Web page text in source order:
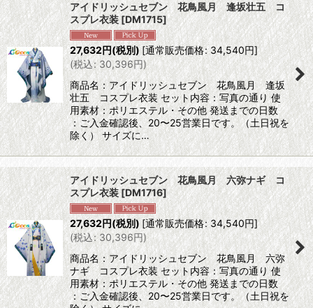
アイドリッシュセブン 花鳥風月 逢坂壮五 コ
スプレ衣装[DM1715]
27,632円(税別) [通常販売価格: 34,540円]
(税込: 30,396円)
商品名：アイドリッシュセブン 花鳥風月 逢坂
壮五 コスプレ衣装 セット内容：写真の通り 使
用素材：ポリエステル・その他 発送までの日数
：ご入金確認後、20〜25営業日です。（土日祝を
除く） サイズに…
アイドリッシュセブン 花鳥風月 六弥ナギ コ
スプレ衣装[DM1716]
27,632円(税別) [通常販売価格: 34,540円]
(税込: 30,396円)
商品名：アイドリッシュセブン 花鳥風月 六弥
ナギ コスプレ衣装 セット内容：写真の通り 使
用素材：ポリエステル・その他 発送までの日数
：ご入金確認後、20〜25営業日です。（土日祝を